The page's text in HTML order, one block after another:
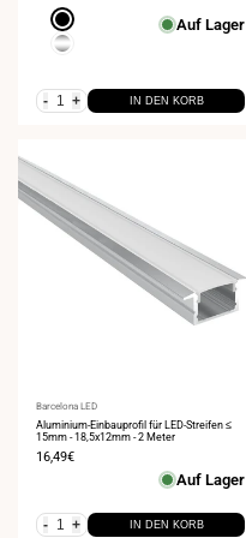
Negro
plateado
Auf Lager
- + IN DEN KORB
Anbieter:
Barcelona LED
Aluminium-Einbauprofil für LED-Streifen ≤
15mm - 18,5x12mm - 2 Meter
Verkaufspreis
16,49€
Auf Lager
- + IN DEN KORB